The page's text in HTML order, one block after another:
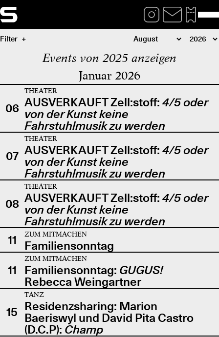
Filter
Events von 2025 anzeigen
Januar 2026
06
THEATER
AUSVERKAUFT Zell:stoff: 4/5 oder
von der Kunst keine
Fahrstuhlmusik zu werden
07
THEATER
AUSVERKAUFT Zell:stoff: 4/5 oder
von der Kunst keine
Fahrstuhlmusik zu werden
08
THEATER
AUSVERKAUFT Zell:stoff: 4/5 oder
von der Kunst keine
Fahrstuhlmusik zu werden
11
ZUM MITMACHEN
Familiensonntag
11
ZUM MITMACHEN
Familiensonntag: GUGUS!
Rebecca Weingartner
15
TANZ
Residenzsharing: Marion
Baeriswyl und David Pita Castro
(D.C.P): Champ